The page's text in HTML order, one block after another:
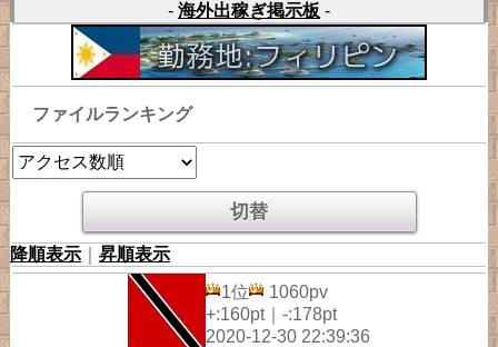
- 海外出稼ぎ掲示板 -
ファイルランキング
降順表示
昇順表示
1位
1060pv
+:160pt｜-:178pt
2020-12-30 22:39:36